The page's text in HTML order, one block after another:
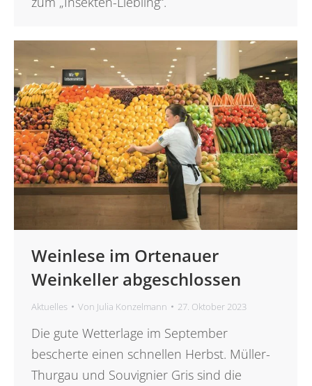
Weinlese im Ortenauer
Weinkeller abgeschlossen
Aktuelles Von Julia Konzelmann 27. Oktober 2023
Die gute Wetterlage im September
bescherte einen schnellen Herbst. Müller-
Thurgau und Souvignier Gris sind die